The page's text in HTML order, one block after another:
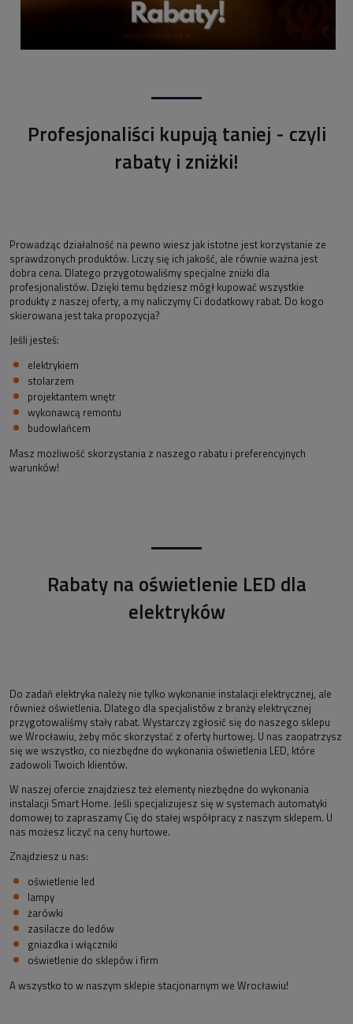
Profesjonaliści kupują taniej - czyli
rabaty i zniżki!
Prowadząc działalność na pewno wiesz jak istotne jest korzystanie ze
sprawdzonych produktów. Liczy się ich jakość, ale równie ważna jest
dobra cena. Dlatego przygotowaliśmy specjalne zniżki dla
profesjonalistów. Dzięki temu będziesz mógł kupować wszystkie
produkty z naszej oferty, a my naliczymy Ci dodatkowy rabat. Do kogo
skierowana jest taka propozycja?
Jeśli jesteś:
elektrykiem
stolarzem
projektantem wnętr
wykonawcą remontu
budowlańcem
Masz możliwość skorzystania z naszego rabatu i preferencyjnych
warunków!
Rabaty na oświetlenie LED dla
elektryków
Do zadań elektryka należy nie tylko wykonanie instalacji elektrycznej, ale
również oświetlenia. Dlatego dla specjalistów z branży elektrycznej
przygotowaliśmy stały rabat. Wystarczy zgłosić się do naszego sklepu
we Wrocławiu, żeby móc skorzystać z oferty hurtowej. U nas zaopatrzysz
się we wszystko, co niezbędne do wykonania oświetlenia LED, które
zadowoli Twoich klientów.
W naszej ofercie znajdziesz też elementy niezbędne do wykonania
instalacji Smart Home. Jeśli specjalizujesz się w systemach automatyki
domowej to zapraszamy Cię do stałej współpracy z naszym sklepem. U
nas możesz liczyć na ceny hurtowe.
Znajdziesz u nas:
oświetlenie led
lampy
żarówki
zasilacze do ledów
gniazdka i włączniki
oświetlenie do sklepów i firm
A wszystko to w naszym sklepie stacjonarnym we Wrocławiu!